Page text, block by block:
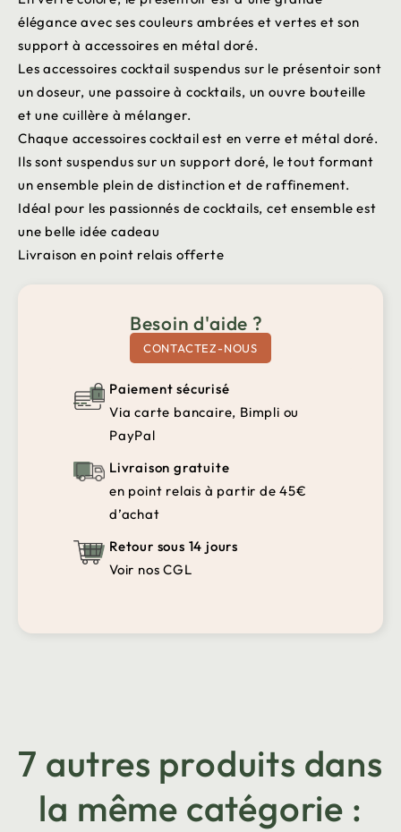
élégance avec ses couleurs ambrées et vertes et son
support à accessoires en métal doré.
Les accessoires cocktail suspendus sur le présentoir sont
un doseur, une passoire à cocktails, un ouvre bouteille
et une cuillère à mélanger.
Chaque accessoires cocktail est en verre et métal doré.
Ils sont suspendus sur un support doré, le tout formant
un ensemble plein de distinction et de raffinement.
Idéal pour les passionnés de cocktails, cet ensemble est
une belle idée cadeau
Livraison en point relais offerte
Besoin d'aide ?
CONTACTEZ-NOUS
Paiement sécurisé
Via carte bancaire, Bimpli ou
PayPal
Livraison gratuite
en point relais à partir de 45€
d’achat
Retour sous 14 jours
Voir nos CGL
7 autres produits dans
la même catégorie :